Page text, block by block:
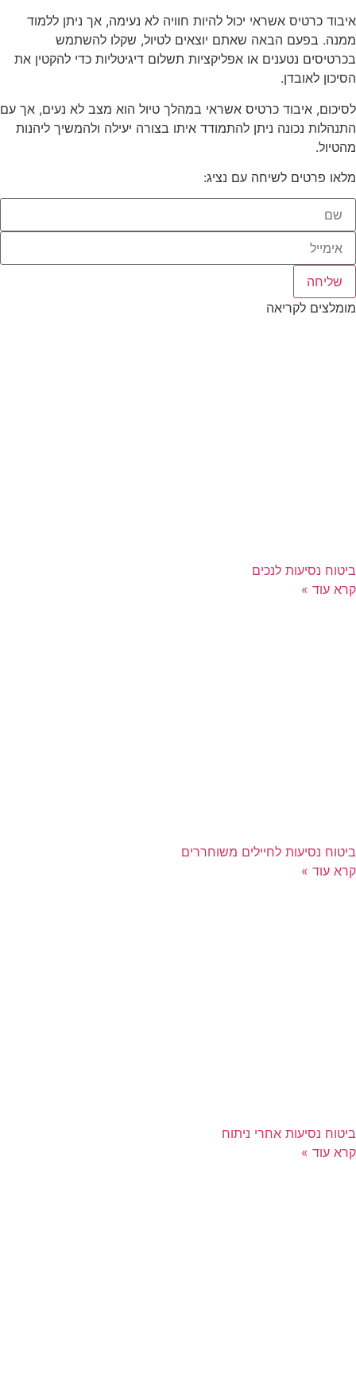
איבוד כרטיס אשראי יכול להיות חוויה לא נעימה, אך ניתן ללמוד
ממנה. בפעם הבאה שאתם יוצאים לטיול, שקלו להשתמש
בכרטיסים נטענים או אפליקציות תשלום דיגיטליות כדי להקטין את
הסיכון לאובדן.
לסיכום, איבוד כרטיס אשראי במהלך טיול הוא מצב לא נעים, אך עם
התנהלות נכונה ניתן להתמודד איתו בצורה יעילה ולהמשיך ליהנות
מהטיול.
מלאו פרטים לשיחה עם נציג:
שליחה
מומלצים לקריאה
ביטוח נסיעות לנכים
קרא עוד »
ביטוח נסיעות לחיילים משוחררים
קרא עוד »
ביטוח נסיעות אחרי ניתוח
קרא עוד »